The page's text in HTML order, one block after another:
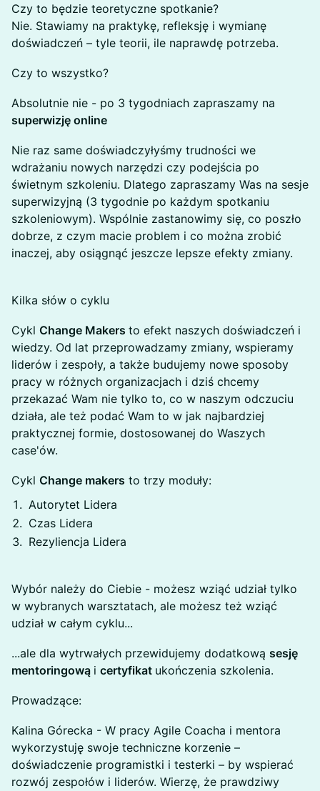
Czy to będzie teoretyczne spotkanie?
Nie. Stawiamy na praktykę, refleksję i wymianę
doświadczeń – tyle teorii, ile naprawdę potrzeba.
Czy to wszystko?
Absolutnie nie - po 3 tygodniach zapraszamy na
superwizję online
Nie raz same doświadczyłyśmy trudności we
wdrażaniu nowych narzędzi czy podejścia po
świetnym szkoleniu. Dlatego zapraszamy Was na sesje
superwizyjną (3 tygodnie po każdym spotkaniu
szkoleniowym). Wspólnie zastanowimy się, co poszło
dobrze, z czym macie problem i co można zrobić
inaczej, aby osiągnąć jeszcze lepsze efekty zmiany.
Kilka słów o cyklu
Cykl Change Makers to efekt naszych doświadczeń i
wiedzy. Od lat przeprowadzamy zmiany, wspieramy
liderów i zespoły, a także budujemy nowe sposoby
pracy w różnych organizacjach i dziś chcemy
przekazać Wam nie tylko to, co w naszym odczuciu
działa, ale też podać Wam to w jak najbardziej
praktycznej formie, dostosowanej do Waszych
case'ów.
Cykl Change makers to trzy moduły:
Autorytet Lidera
Czas Lidera
Rezyliencja Lidera
Wybór należy do Ciebie - możesz wziąć udział tylko
w wybranych warsztatach, ale możesz też wziąć
udział w całym cyklu...
...ale dla wytrwałych przewidujemy dodatkową sesję
mentoringową i certyfikat ukończenia szkolenia.
Prowadzące:
Kalina Górecka - W pracy Agile Coacha i mentora
wykorzystuję swoje techniczne korzenie –
doświadczenie programistki i testerki – by wspierać
rozwój zespołów i liderów. Wierzę, że prawdziwy